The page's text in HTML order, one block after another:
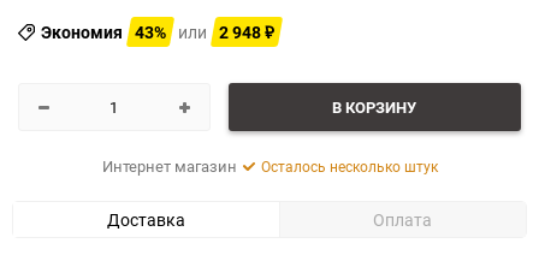
Экономия 43% или 2 948 ₽
В КОРЗИНУ
Интернет магазин Осталось несколько штук
Доставка Оплата